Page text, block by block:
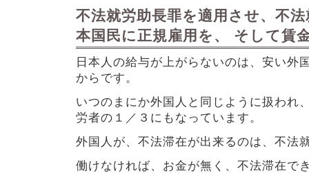
不法就労助長罪を適用させ、不
本国民に正規雇用を、 そして賃
日本人の給与が上がらないのは、安い外
からです。
いつのまにか外国人と同じように扱われ
労者の１／３にもなっています。
外国人が、不法滞在が出来るのは、不法
働けなければ、お金が無く、不法滞在で